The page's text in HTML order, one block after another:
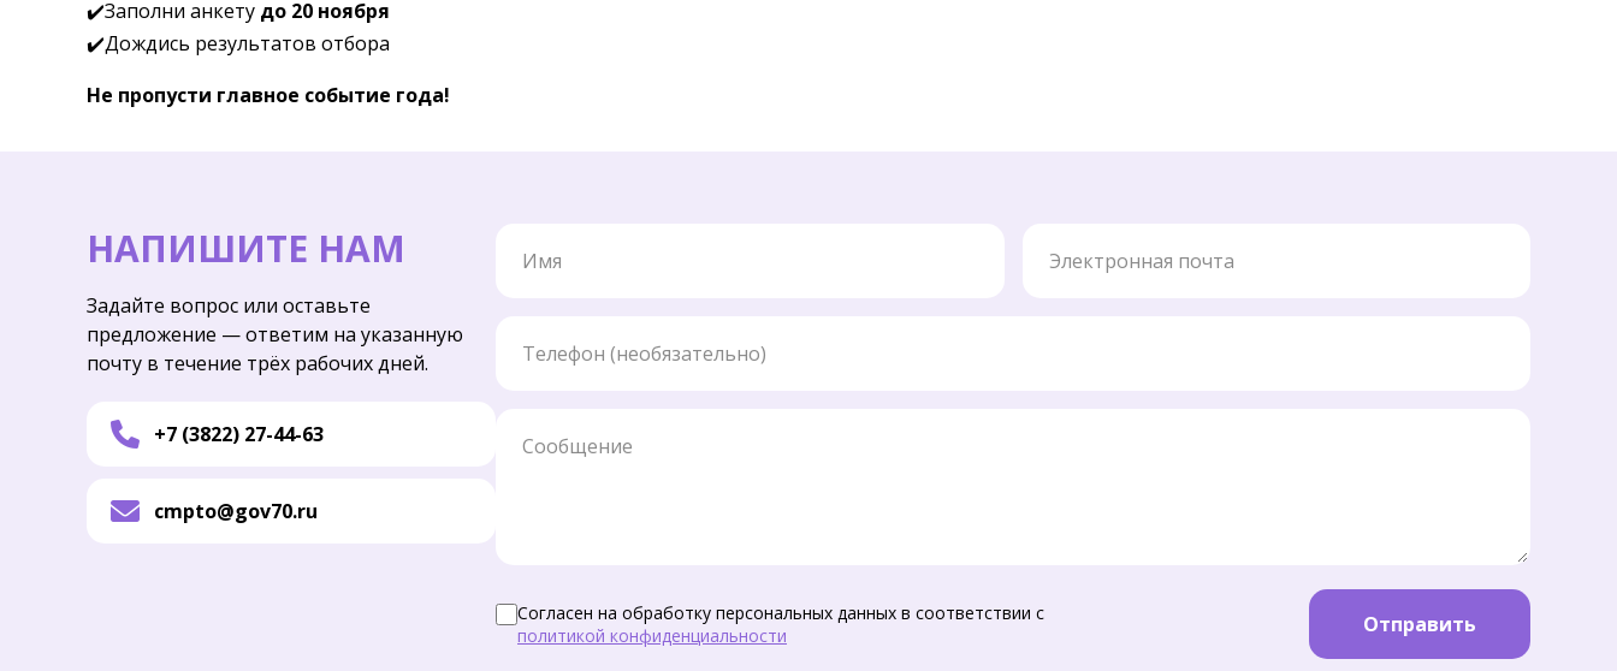
✔️Заполни анкету до 20 ноября
✔️Дождись результатов отбора
Не пропусти главное событие года!
НАПИШИТЕ НАМ
Задайте вопрос или оставьте
предложение — ответим на указанную
почту в течение трёх рабочих дней.
+7 (3822) 27-44-63
cmpto@gov70.ru
Согласен на обработку персональных данных в соответствии с
политикой конфиденциальности
Отправить